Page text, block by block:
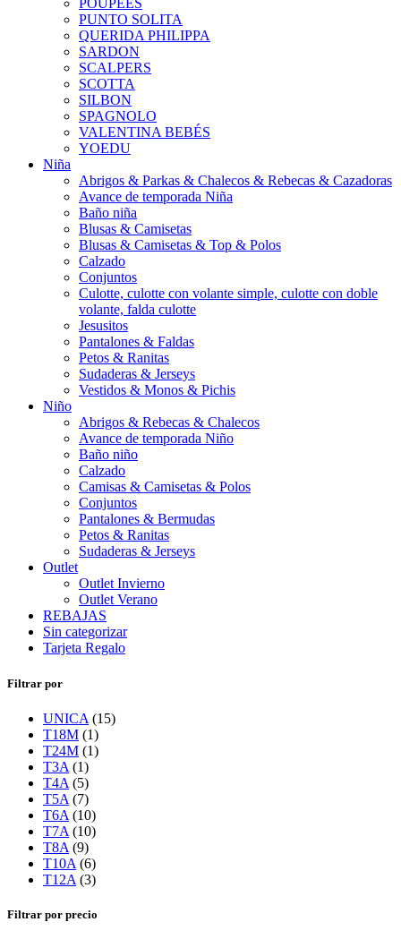
POUPEES
PUNTO SOLITA
QUERIDA PHILIPPA
SARDON
SCALPERS
SCOTTA
SILBON
SPAGNOLO
VALENTINA BEBÉS
YOEDU
Niña
Abrigos & Parkas & Chalecos & Rebecas & Cazadoras
Avance de temporada Niña
Baño niña
Blusas & Camisetas
Blusas & Camisetas & Top & Polos
Calzado
Conjuntos
Culotte, culotte con volante simple, culotte con doble
volante, falda culotte
Jesusitos
Pantalones & Faldas
Petos & Ranitas
Sudaderas & Jerseys
Vestidos & Monos & Pichis
Niño
Abrigos & Rebecas & Chalecos
Avance de temporada Niño
Baño niño
Calzado
Camisas & Camisetas & Polos
Conjuntos
Pantalones & Bermudas
Petos & Ranitas
Sudaderas & Jerseys
Outlet
Outlet Invierno
Outlet Verano
REBAJAS
Sin categorizar
Tarjeta Regalo
Filtrar por
UNICA (15)
T18M (1)
T24M (1)
T3A (1)
T4A (5)
T5A (7)
T6A (10)
T7A (10)
T8A (9)
T10A (6)
T12A (3)
Filtrar por precio